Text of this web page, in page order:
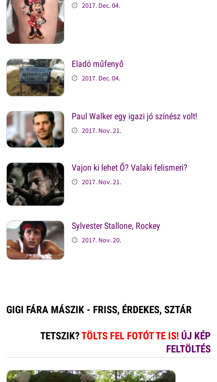
2017. Dec. 04.
Eladó műfenyő
2017. Dec. 04.
Paul Walker egy igazi jó színész volt!
2017. Nov. 21.
Vajon ki lehet Ő? Valaki felismeri?
2017. Nov. 21.
Sylvester Stallone, Rockey
2017. Nov. 20.
GIGI FÁRA MÁSZIK - FRISS, ÉRDEKES, SZTÁR
TETSZIK?TÖLTS FEL FOTÓT TE IS! ÚJ KÉP
FELTÖLTÉS